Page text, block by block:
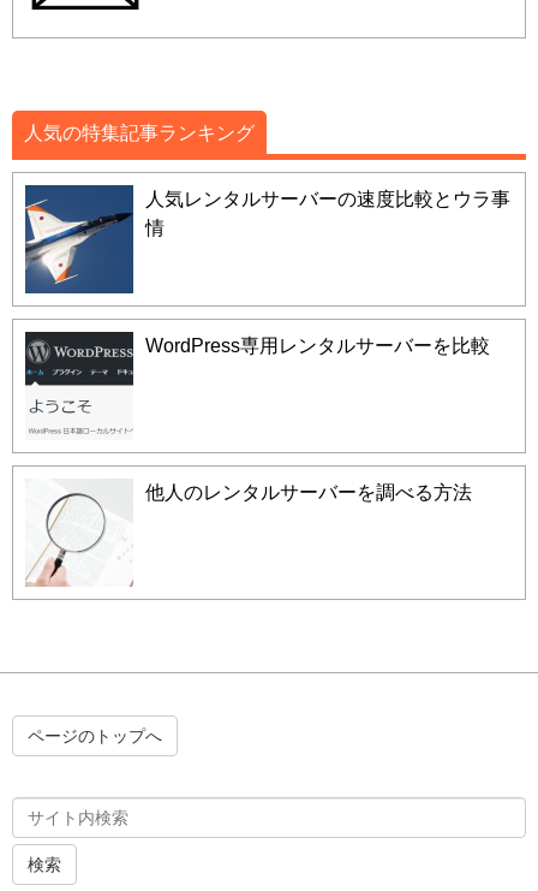
人気の特集記事ランキング
人気レンタルサーバーの速度比較とウラ事
情
WordPress専用レンタルサーバーを比較
他人のレンタルサーバーを調べる方法
ページのトップへ
検索